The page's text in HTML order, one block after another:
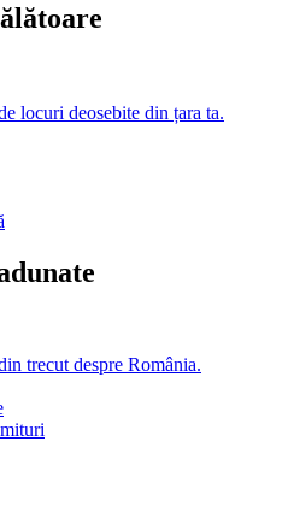
locuri deosebite din țara ta.
trecut despre România.